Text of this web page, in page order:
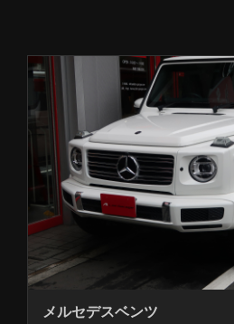
メルセデスベンツ